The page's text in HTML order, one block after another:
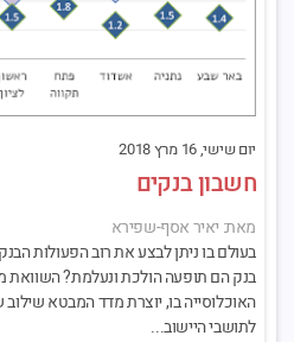
יום שישי, 16 מרץ 2018
חשבון בנקים
מאת: יאיר אסף-שפירא
בעולם בו ניתן לבצע את רוב הפעולות
בנק הם תופעה הולכת ונעלמת? השוואת
האוכלוסייה בו, יוצרת מדד המבטא
לתושבי היישוב...